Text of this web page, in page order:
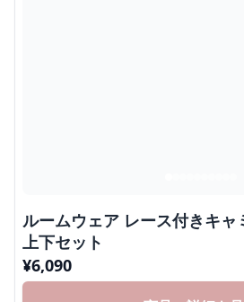
ルームウェア レース付きキャ
上下セット
¥6,090